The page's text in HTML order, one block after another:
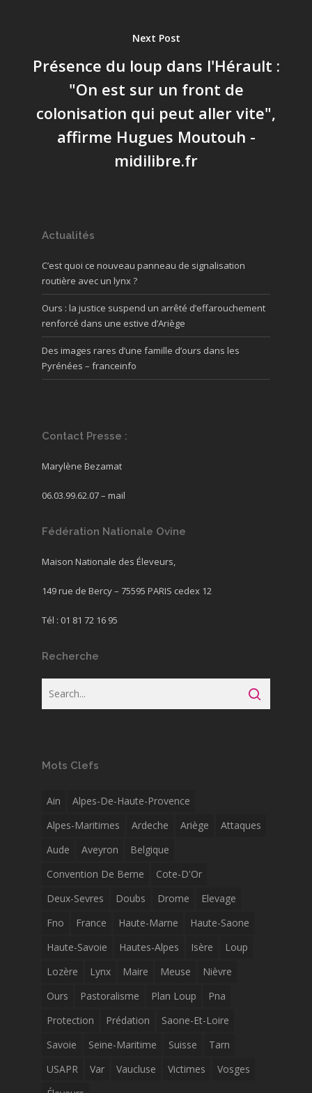
Next Post
Présence du loup dans l'Hérault :
"On est sur un front de
colonisation qui peut aller vite",
affirme Hugues Moutouh -
midilibre.fr
Actualités
C’est quoi ce nouveau panneau de signalisation
routière avec un lynx ?
Ours : la justice suspend un arrêté d’effarouchement
renforcé dans une estive d’Ariège
Des images rares d’une famille d’ours dans les
Pyrénées – franceinfo
Contact Presse :
Marylène Bezamat
06.03.99.62.07 – mail
Fédération Nationale Ovine
Maison Nationale des Éleveurs,
149 rue de Bercy – 75595 PARIS cedex 12
Tél : 01 81 72 16 95
Recherche
Mots Clefs
Ain
Alpes-De-Haute-Provence
Alpes-Maritimes
Ardeche Ariège
Attaques
Aude
Aveyron
Belgique
Convention De Berne
Cote-D'Or
Deux-Sevres
Doubs Drome
Elevage
Fno
France Haute-Marne
Haute-Saone
Haute-Savoie
Hautes-Alpes Isère
Loup
Lozère
Lynx Maire Meuse
Nièvre
Ours
Pastoralisme Plan Loup
Pna
Protection
Prédation
Saone-Et-Loire
Savoie
Seine-Maritime Suisse
Tarn
USAPR
Var Vaucluse Victimes
Vosges